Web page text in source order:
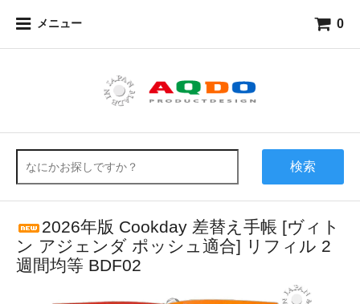
メニュー 0
検索
2026年版 Cookday 差替え手帳 [ヴィト
ン アジェンダ ポッシュ適合] リフィル 2
週間均等 BDF02